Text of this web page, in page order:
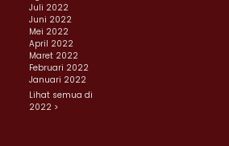
Juli 2022
Juni 2022
Mei 2022
April 2022
Maret 2022
Februari 2022
Januari 2022
Lihat semua di
2022 >